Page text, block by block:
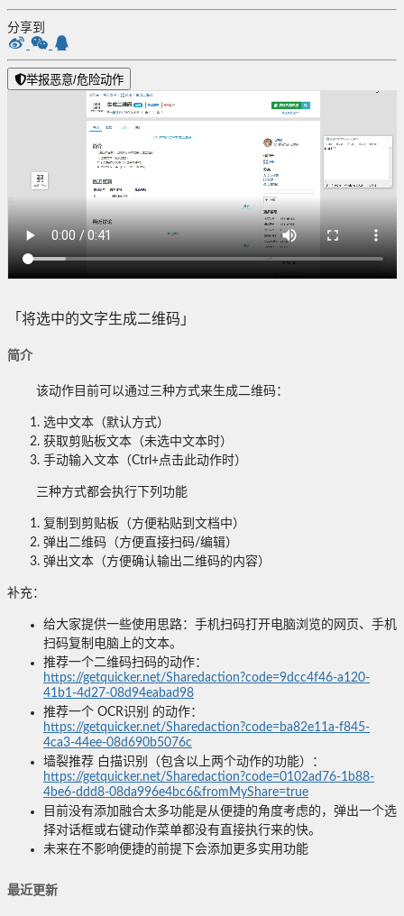
分享到
举报恶意/危险动作
「将选中的文字生成二维码」
简介
该动作目前可以通过三种方式来生成二维码：
选中文本（默认方式）
获取剪贴板文本（未选中文本时）
手动输入文本（Ctrl+点击此动作时）
三种方式都会执行下列功能
复制到剪贴板（方便粘贴到文档中）
弹出二维码（方便直接扫码/编辑）
弹出文本（方便确认输出二维码的内容）
补充：
给大家提供一些使用思路：手机扫码打开电脑浏览的网页、手机
扫码复制电脑上的文本。
推荐一个二维码扫码的动作：
https://getquicker.net/Sharedaction?code=9dcc4f46-a120-
41b1-4d27-08d94eabad98
推荐一个 OCR识别 的动作：
https://getquicker.net/Sharedaction?code=ba82e11a-f845-
4ca3-44ee-08d690b5076c
墙裂推荐 白描识别（包含以上两个动作的功能）：
https://getquicker.net/Sharedaction?code=0102ad76-1b88-
4be6-ddd8-08da996e4bc6&fromMyShare=true
目前没有添加融合太多功能是从便捷的角度考虑的，弹出一个选
择对话框或右键动作菜单都没有直接执行来的快。
未来在不影响便捷的前提下会添加更多实用功能
最近更新